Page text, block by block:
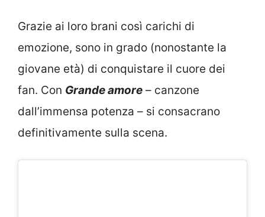
Grazie ai loro brani così carichi di
emozione, sono in grado (nonostante la
giovane età) di conquistare il cuore dei
fan. Con Grande amore – canzone
dall’immensa potenza – si consacrano
definitivamente sulla scena.